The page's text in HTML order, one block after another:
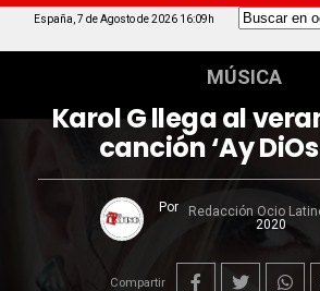
España, 7 de Agosto de 2026 16:09h
MÚSICA
Karol G llega al
canción ‘Ay
Por Redacción Ocio
2020
Compartir